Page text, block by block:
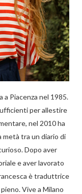
a Piacenza nel 1985.
per allestire
nel 2010 ha
metà tra un diario di
Dopo aver
e aver lavorato
è traduttrice
Vive a Milano